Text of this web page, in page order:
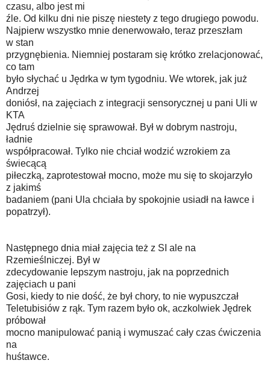
czasu, albo jest mi
źle. Od kilku dni nie piszę niestety z tego drugiego powodu.
Najpierw wszystko mnie denerwowało, teraz przeszłam
w stan
przygnębienia. Niemniej postaram się krótko zrelacjonować,
co tam
było słychać u Jędrka w tym tygodniu. We wtorek, jak już
Andrzej
doniósł, na zajęciach z integracji sensorycznej u pani Uli w
KTA
Jędruś dzielnie się sprawował. Był w dobrym nastroju,
ładnie
współpracował. Tylko nie chciał wodzić wzrokiem za
świecącą
piłeczką, zaprotestował mocno, może mu się to skojarzyło
z jakimś
badaniem (pani Ula chciała by spokojnie usiadł na ławce i
popatrzył).
Następnego dnia miał zajęcia też z SI ale na
Rzemieślniczej. Był w
zdecydowanie lepszym nastroju, jak na poprzednich
zajęciach u pani
Gosi, kiedy to nie dość, że był chory, to nie wypuszczał
Teletubisiów z rąk. Tym razem było ok, aczkolwiek Jędrek
próbował
mocno manipulować panią i wymuszać cały czas ćwiczenia
na
huśtawce.